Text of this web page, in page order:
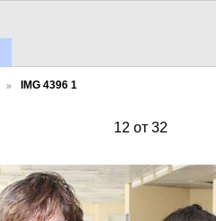
IMG 4396 1
12 от 32